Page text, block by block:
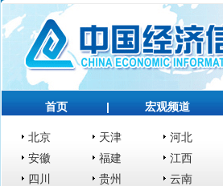
首页 | 宏观频道
北京 天津 河北
安徽
福建 江西
四川
贵州 云南